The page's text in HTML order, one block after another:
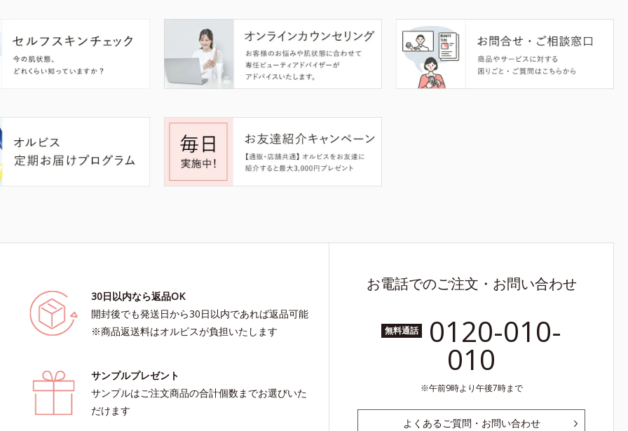
30日以内なら返品OK
開封後でも発送日から30日以内であれば返品可能
※商品返送料はオルビスが負担いたします
サンプルプレゼント
サンプルはご注文商品の合計個数までお選びいた
だけます
お電話でのご注文・お問い合わせ
無料通話 0120-010-
010
午前9時より午後7時まで
よくあるご質問・お問い合わせ